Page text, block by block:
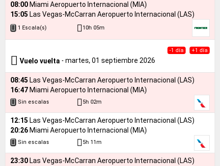
08:00 Miami Aeropuerto Internacional (MIA)
15:05 Las Vegas-McCarran Aeropuerto Internacional (LAS)
1 Escala(s) 10h 05m
-1 día +1 día
Vuelo vuelta - martes, 01 septiembre 2026
08:45 Las Vegas-McCarran Aeropuerto Internacional (LAS)
16:47 Miami Aeropuerto Internacional (MIA)
Sin escalas 5h 02m
12:15 Las Vegas-McCarran Aeropuerto Internacional (LAS)
20:26 Miami Aeropuerto Internacional (MIA)
Sin escalas 5h 11m
23:30 Las Vegas-McCarran Aeropuerto Internacional (LAS)